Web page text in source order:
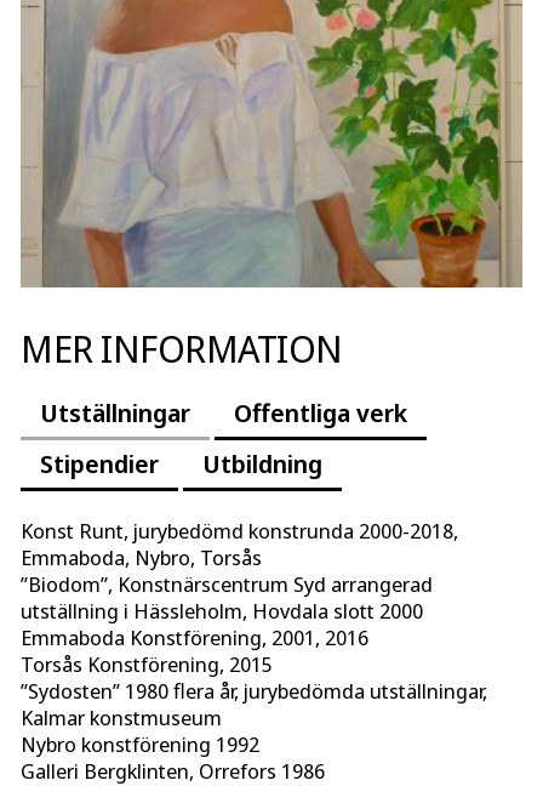
MER INFORMATION
Utställningar
Offentliga verk
Stipendier
Utbildning
Konst Runt, jurybedömd konstrunda 2000-2018,
Emmaboda, Nybro, Torsås
”Biodom”, Konstnärscentrum Syd arrangerad
utställning i Hässleholm, Hovdala slott 2000
Emmaboda Konstförening, 2001, 2016
Torsås Konstförening, 2015
”Sydosten” 1980 flera år, jurybedömda utställningar,
Kalmar konstmuseum
Nybro konstförening 1992
Galleri Bergklinten, Orrefors 1986